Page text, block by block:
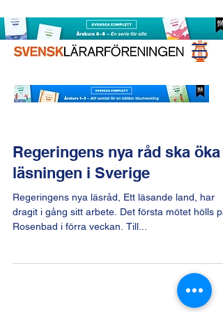
Regeringens nya råd ska öka
läsningen i Sverige
Regeringens nya läsråd, Ett läsande land, har
dragit i gång sitt arbete. Det första mötet hölls på
Rosenbad i förra veckan. Till...